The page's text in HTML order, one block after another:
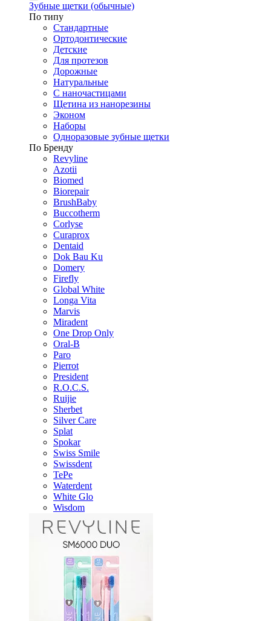
Зубные щетки (обычные)
По типу
Стандартные
Ортодонтические
Детские
Для протезов
Дорожные
Натуральные
С наночастицами
Щетина из нанорезины
Эконом
Наборы
Одноразовые зубные щетки
По Бренду
Revyline
Azotii
Biomed
Biorepair
BrushBaby
Buccotherm
Corlyse
Curaprox
Dentaid
Dok Bau Ku
Domery
Firefly
Global White
Longa Vita
Marvis
Miradent
One Drop Only
Oral-B
Paro
Pierrot
President
R.O.C.S.
Ruijie
Sherbet
Silver Care
Splat
Spokar
Swiss Smile
Swissdent
TePe
Waterdent
White Glo
Wisdom